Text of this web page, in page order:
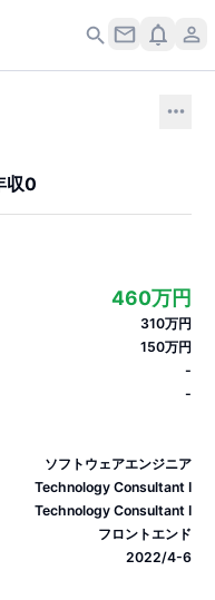
収0
460万円
310万円
150万円
-
-
ソフトウェアエンジニア
Technology Consultant I
Technology Consultant I
フロントエンド
2022/4-6